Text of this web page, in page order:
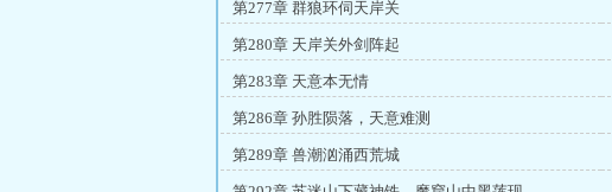
第277章 群狼环伺天岸关
第280章 天岸关外剑阵起
第283章 天意本无情
第286章 孙胜陨落，天意难测
第289章 兽潮汹涌西荒城